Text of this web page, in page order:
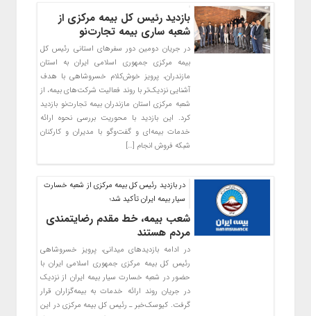
بازدید رئیس کل بیمه مرکزی از
شعبه ساری بیمه تجارت‌نو
در جریان دومین دور سفرهای استانی رئیس کل
بیمه مرکزی جمهوری اسلامی ایران به استان
مازندران، پرویز خوش‌کلام خسروشاهی با هدف
آشنایی نزدیک‌تر با روند فعالیت شرکت‌های بیمه، از
شعبه مرکزی استان مازندران بیمه تجارت‌نو بازدید
کرد. این بازدید با محوریت بررسی نحوه ارائه
خدمات بیمه‌ای و گفت‌وگو با مدیران و کارکنان
شبکه فروش انجام […]
در بازدید رئیس کل بیمه مرکزی از شعبه خسارت
سیار بیمه ایران تأکید شد؛
شعب بیمه، خط مقدم رضایتمندی
مردم هستند
در ادامه بازدیدهای میدانی، پرویز خسروشاهی
رئیس کل بیمه مرکزی جمهوری اسلامی ایران با
حضور در شعبه خسارت سیار بیمه ایران از نزدیک
در جریان روند ارائه خدمات به بیمه‌گزاران قرار
گرفت. کیوسک‌خبر ـ رئیس کل بیمه مرکزی در این